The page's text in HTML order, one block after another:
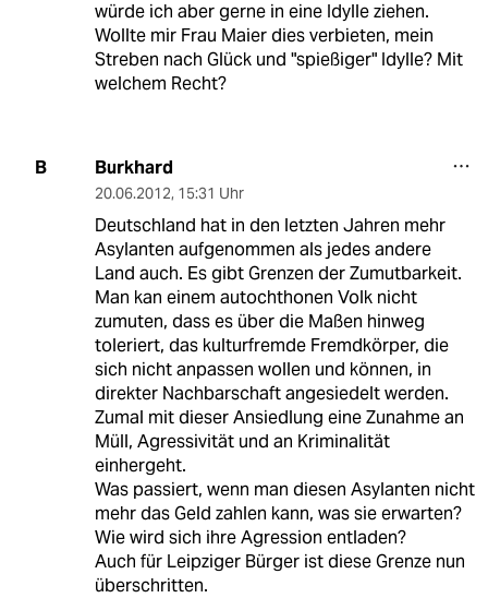
würde ich aber gerne in eine Idylle ziehen.
Wollte mir Frau Maier dies verbieten, mein
Streben nach Glück und "spießiger" Idylle? Mit
welchem Recht?
B Burkhard
20.06.2012, 15:31 Uhr
Deutschland hat in den letzten Jahren mehr
Asylanten aufgenommen als jedes andere
Land auch. Es gibt Grenzen der Zumutbarkeit.
Man kan einem autochthonen Volk nicht
zumuten, dass es über die Maßen hinweg
toleriert, das kulturfremde Fremdkörper, die
sich nicht anpassen wollen und können, in
direkter Nachbarschaft angesiedelt werden.
Zumal mit dieser Ansiedlung eine Zunahme an
Müll, Agressivität und an Kriminalität
einhergeht.
Was passiert, wenn man diesen Asylanten nicht
mehr das Geld zahlen kann, was sie erwarten?
Wie wird sich ihre Agression entladen?
Auch für Leipziger Bürger ist diese Grenze nun
überschritten.